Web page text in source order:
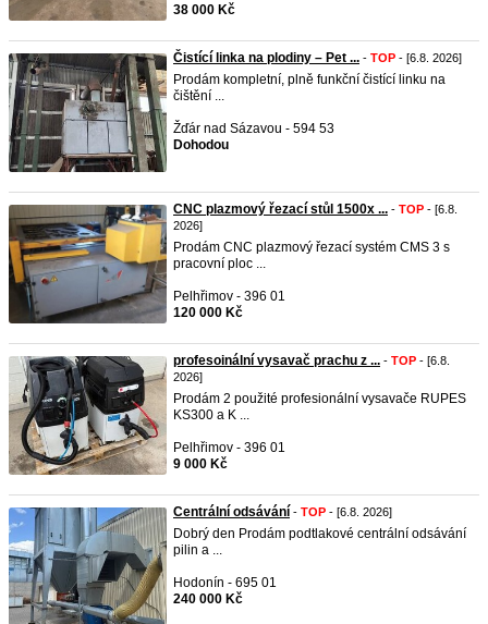
38 000 Kč
Čistící linka na plodiny – Pet ... - TOP - [6.8. 2026]
Prodám kompletní, plně funkční čistící linku na
čištění ...
Žďár nad Sázavou - 594 53
Dohodou
CNC plazmový řezací stůl 1500x ... - TOP - [6.8.
2026]
Prodám CNC plazmový řezací systém CMS 3 s
pracovní ploc ...
Pelhřimov - 396 01
120 000 Kč
profesoinální vysavač prachu z ... - TOP - [6.8.
2026]
Prodám 2 použité profesionální vysavače RUPES
KS300 a K ...
Pelhřimov - 396 01
9 000 Kč
Centrální odsávání - TOP - [6.8. 2026]
Dobrý den Prodám podtlakové centrální odsávání
pilin a ...
Hodonín - 695 01
240 000 Kč